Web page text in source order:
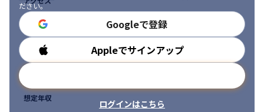
ださい。
Googleで登録
Appleでサインアップ
ログインはこちら
勤務時間
想定年収